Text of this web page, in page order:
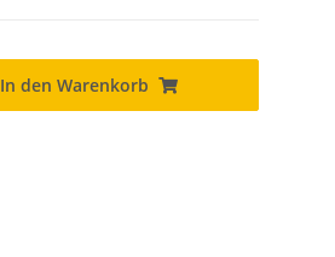
In den Warenkorb